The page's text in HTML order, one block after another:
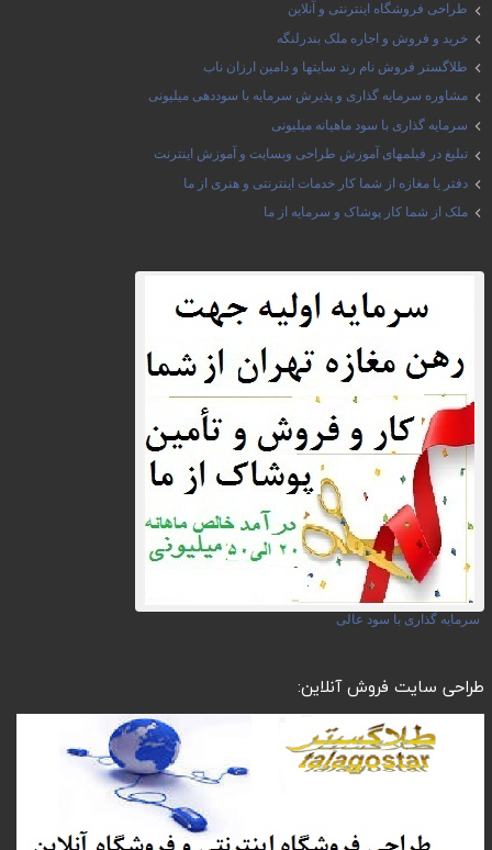
طراحی فروشگاه اینترنتی و آنلاین
خرید و فروش و اجاره ملک بندرلنگه
طلاگستر فروش نام رند سایتها و دامین ارزان ناب
مشاوره سرمایه گذاری و پذیرش سرمایه با سوددهی میلیونی
سرمایه گذاری با سود ماهیانه میلیونی
تبلیغ در فیلمهای آموزش طراحی وبسایت و آموزش اینترنت
دفتر یا مغازه از شما کار خدمات اینترنتی و هنری از ما
ملک از شما کار پوشاک و سرمایه از ما
سرمایه گذاری با سود عالی
طراحی سایت فروش آنلاین: